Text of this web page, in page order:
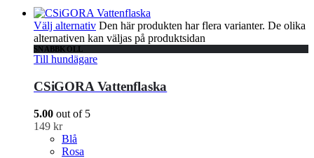
Välj alternativ Den här produkten har flera varianter. De olika
alternativen kan väljas på produktsidan
SNABBKOLL
Till hundägare
CSiGORA Vattenflaska
5.00 out of 5
149 kr
Blå
Rosa